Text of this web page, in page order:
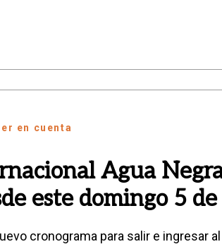
en cuenta
Agua
este domingo 5
cronograma para salir e ingresar